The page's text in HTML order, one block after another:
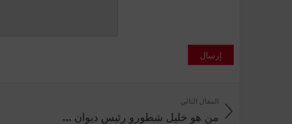
إرسال
المقال التالي
من هو خليل شطورو رئيس ديوان ...